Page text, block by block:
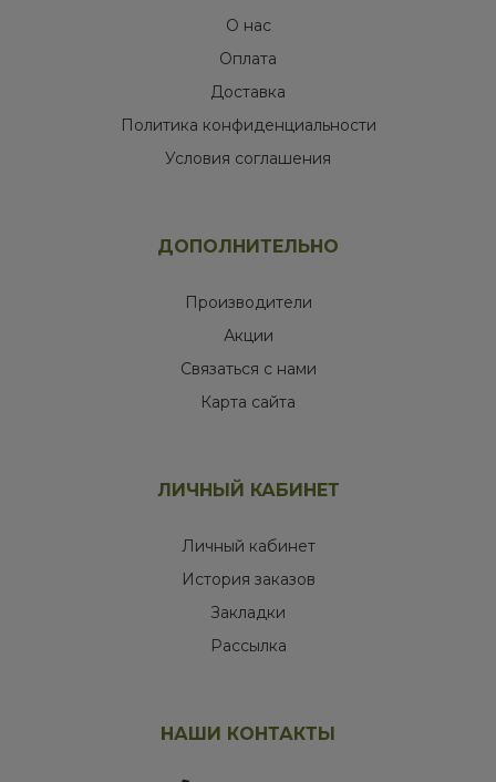
О нас
Оплата
Доставка
Политика конфиденциальности
Условия соглашения
ДОПОЛНИТЕЛЬНО
Производители
Акции
Связаться с нами
Карта сайта
ЛИЧНЫЙ КАБИНЕТ
Личный кабинет
История заказов
Закладки
Рассылка
НАШИ КОНТАКТЫ